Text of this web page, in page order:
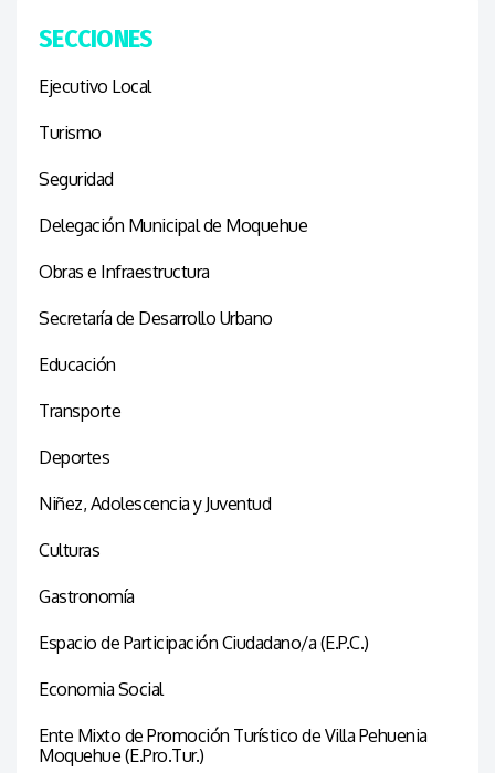
SECCIONES
Ejecutivo Local
Turismo
Seguridad
Delegación Municipal de Moquehue
Obras e Infraestructura
Secretaría de Desarrollo Urbano
Educación
Transporte
Deportes
Niñez, Adolescencia y Juventud
Culturas
Gastronomía
Espacio de Participación Ciudadano/a (E.P.C.)
Economia Social
Ente Mixto de Promoción Turístico de Villa Pehuenia
Moquehue (E.Pro.Tur.)